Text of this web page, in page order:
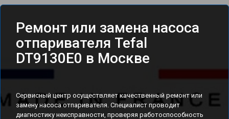
Ремонт или замена насоса
отпаривателя Tefal
DT9130E0 в Москве
Сервисный центр осуществляет качественный ремонт или
замену насоса отпаривателя. Специалист проводит
диагностику неисправности, проверяя работоспособность